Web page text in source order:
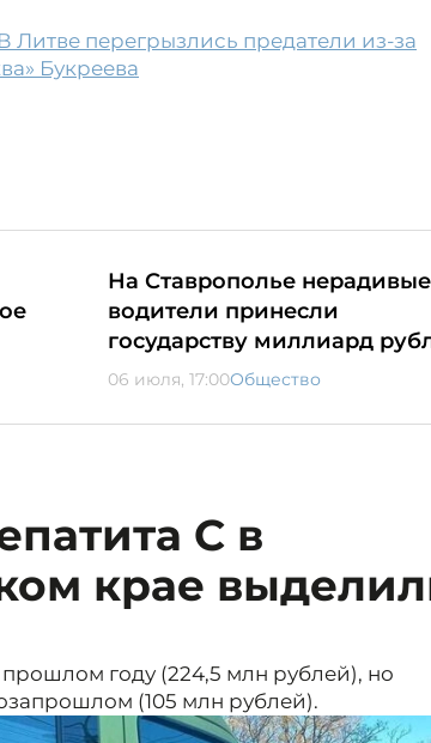
В Литве перегрызлись предатели из-за
Букреева
На Ставрополье нерадивые
водители принесли
государству миллиард
06 июля, 17:00Общество
С в
крае
году (224,5 млн рублей), но
(105 млн рублей).